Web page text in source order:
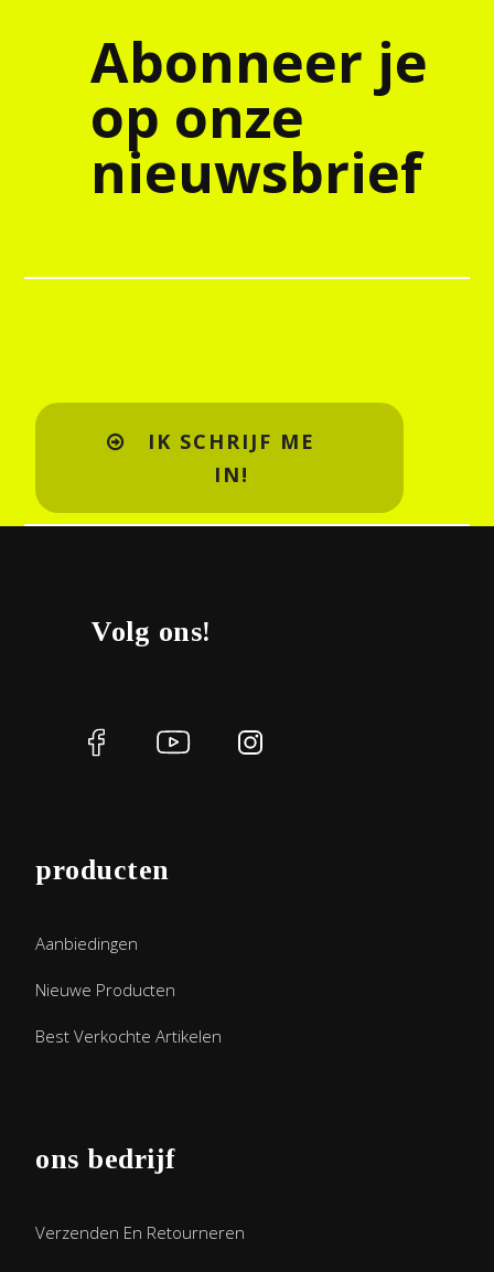
Abonneer je
op onze
nieuwsbrief
IK SCHRIJF ME
IN!
Volg ons!
producten
Aanbiedingen
Nieuwe Producten
Best Verkochte Artikelen
ons bedrijf
Verzenden En Retourneren